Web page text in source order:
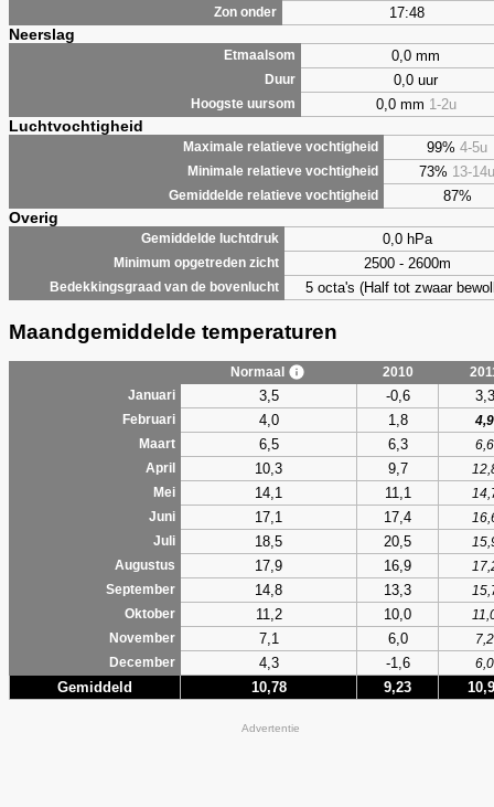
Zon onder 17:48
Neerslag
Etmaalsom 0,0 mm
Duur 0,0 uur
Hoogste uursom 0,0 mm 1-2u
Luchtvochtigheid
Maximale relatieve vochtigheid 99% 4-5u
Minimale relatieve vochtigheid 73% 13-14u
Gemiddelde relatieve vochtigheid 87%
Overig
Gemiddelde luchtdruk 0,0 hPa
Minimum opgetreden zicht 2500 - 2600m
Bedekkingsgraad van de bovenlucht 5 octa's (Half tot zwaar
Maandgemiddelde temperaturen
Normaal 2010
Januari
3,5 -0,6 3,3
Februari 4,0 1,8
4,9
Maart
6,5 6,3
6,6
April
10,3 9,7
Mei
14,1 11,1
Juni
17,1 17,4
Juli
18,5 20,5
Augustus
17,9 16,9
September
14,8 13,3
Oktober
11,2 10,0
November
7,1 6,0
7,2
December
4,3 -1,6 6,0
Gemiddeld 10,78 9,23
Advertentie